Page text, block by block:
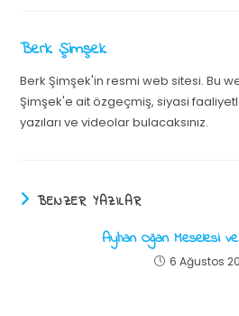
Berk Şimşek
Berk Şimşek'in resmi web sitesi. Bu
Şimşek'e ait özgeçmiş, siyasi
yazıları ve videolar bulacaksınız.
BENZER YAZILAR
Ayhan Oğan Meselesi ve
6 Ağustos